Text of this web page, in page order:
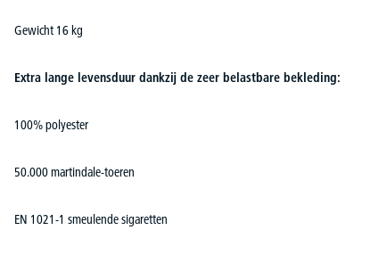
Gewicht 16 kg
Extra lange levensduur dankzij de zeer belastbare bekleding:
100% polyester
50.000 martindale-toeren
EN 1021-1 smeulende sigaretten